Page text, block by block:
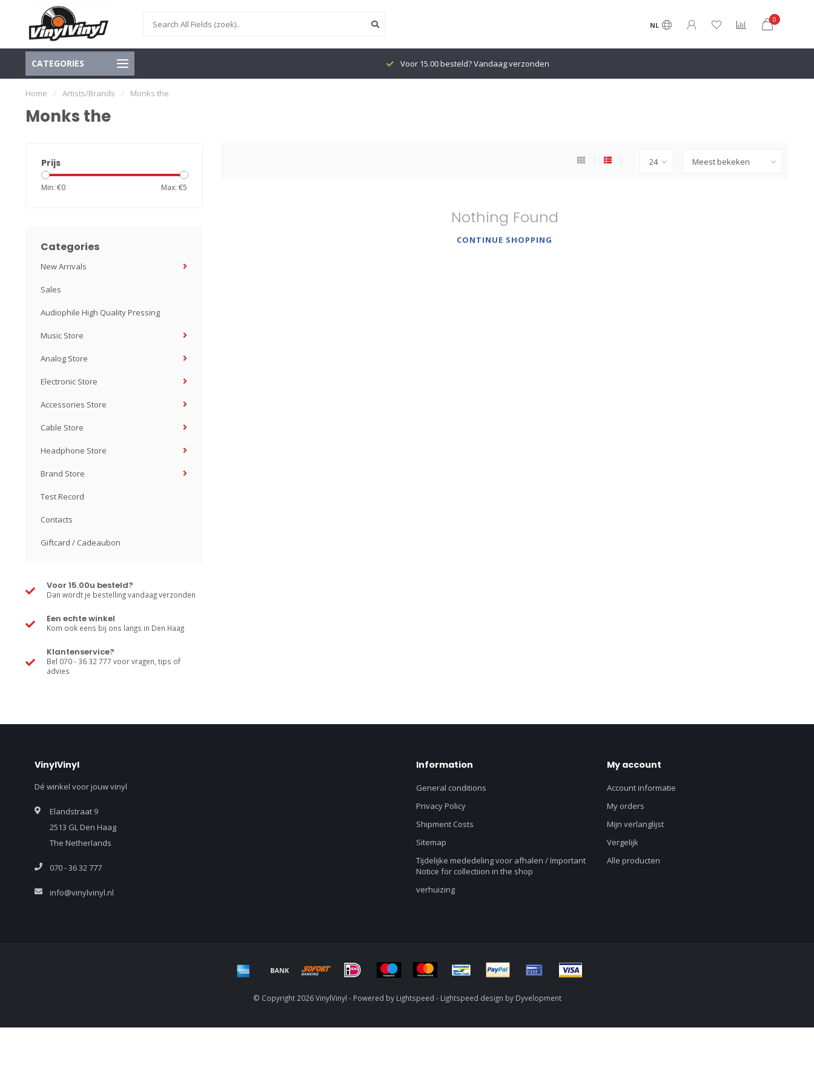
NL
0
CATEGORIES Voor 15.00 besteld? Vandaag verzonden
Home / Artists/Brands / Monks the
Monks the
Prijs
Min: €0 Max: €5
Categories
New Arrivals
Sales
Audiophile High Quality Pressing
Music Store
Analog Store
Electronic Store
Accessories Store
Cable Store
Headphone Store
Brand Store
Test Record
Contacts
Giftcard / Cadeaubon
Voor 15.00u besteld?
Dan wordt je bestelling vandaag verzonden
Een echte winkel
Kom ook eens bij ons langs in Den Haag
Klantenservice?
Bel 070 - 36 32 777 voor vragen, tips of
advies
Nothing Found
CONTINUE SHOPPING
VinylVinyl
Dé winkel voor jouw vinyl
Elandstraat 9
2513 GL Den Haag
The Netherlands
070 - 36 32 777
info@vinylvinyl.nl
Information
General conditions
Privacy Policy
Shipment Costs
Sitemap
Tijdelijke mededeling voor afhalen / Important
Notice for collectiion in the shop
verhuizing
My account
Account informatie
My orders
Mijn verlanglijst
Vergelijk
Alle producten
© Copyright 2026 VinylVinyl - Powered by Lightspeed - Lightspeed design by Dyvelopment